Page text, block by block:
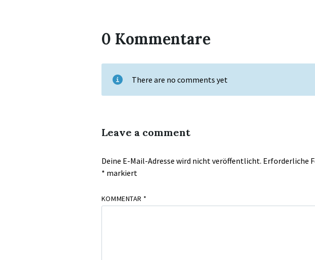
0 Kommentare
There are no comments yet
Leave a comment
Deine E-Mail-Adresse wird nicht veröffentlicht. Erforderliche
* markiert
KOMMENTAR *